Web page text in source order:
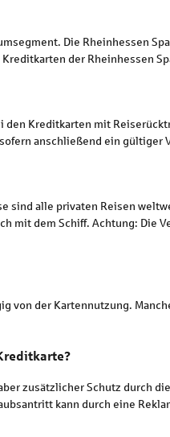
Die Rheinhessen
der Rheinhessen
Kreditkarten mit
anschließend ein gültiger
alle privaten Reisen
mit dem Schiff. Achtung:
von der Kartennutzung.
zusätzlicher Schutz durch
kann durch eine